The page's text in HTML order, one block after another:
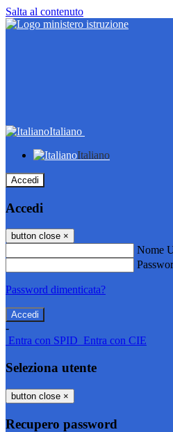
Salta al contenuto
Italiano
Italiano
Accedi
Accedi
button close ×
Nome
Password dimenticata?
-
Entra con SPID Entra con CIE
Seleziona utente
button close ×
Recupero password